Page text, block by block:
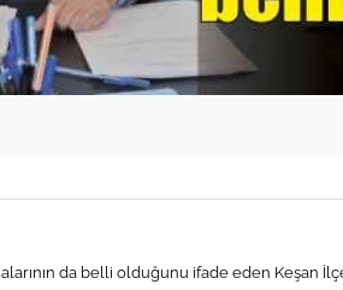
da belli olduğunu ifade eden Keşan